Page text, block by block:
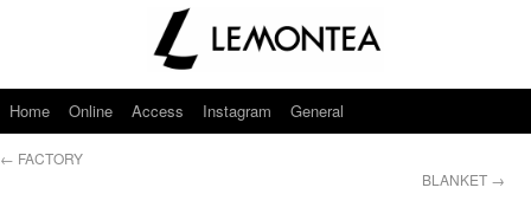
Home Online Access Instagram General
← FACTORY
BLANKET →